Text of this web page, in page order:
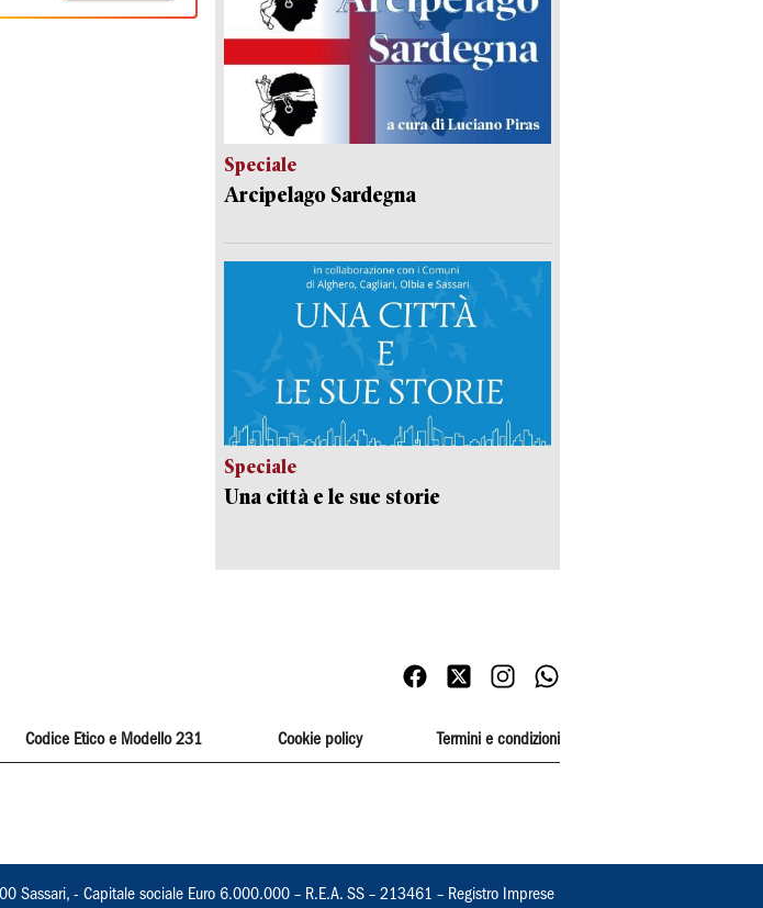
Speciale
Arcipelago Sardegna
Speciale
Una città e le sue storie
Codice Etico e Modello 231 Cookie policy Termini e condizioni
Sassari, - Capitale sociale Euro 6.000.000 – R.E.A. SS – 213461 – Registro Imprese